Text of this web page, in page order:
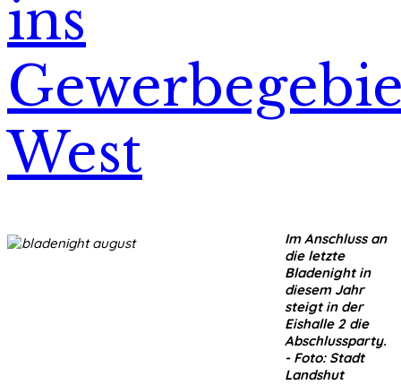
ins
West
Im Anschluss an
die letzte
Bladenight in
diesem Jahr
steigt in der
Eishalle 2 die
Abschlussparty.
- Foto: Stadt
Landshut